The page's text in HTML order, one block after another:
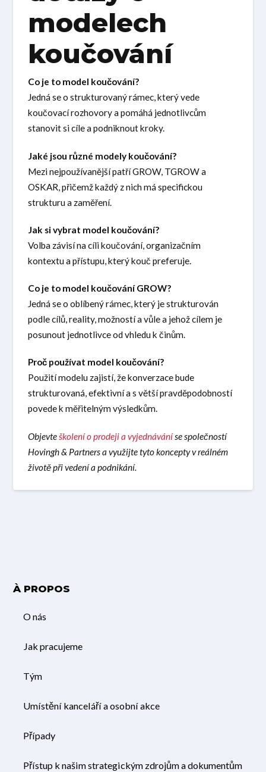
modelech
koučování
Co je to model koučování?
Jedná se o strukturovaný rámec, který vede
koučovací rozhovory a pomáhá jednotlivcům
stanovit si cíle a podniknout kroky.
Jaké jsou různé modely koučování?
Mezi nejpoužívanější patří GROW, TGROW a
OSKAR, přičemž každý z nich má specifickou
strukturu a zaměření.
Jak si vybrat model koučování?
Volba závisí na cíli koučování, organizačním
kontextu a přístupu, který kouč preferuje.
Co je to model koučování GROW?
Jedná se o oblíbený rámec, který je strukturován
podle cílů, reality, možností a vůle a jehož cílem je
posunout jednotlivce od vhledu k činům.
Proč používat model koučování?
Použití modelu zajistí, že konverzace bude
strukturovaná, efektivní a s větší pravděpodobností
povede k měřitelným výsledkům.
Objevte školení o prodeji a vyjednáváníse společností
Hovingh & Partners a využijte tyto koncepty v reálném
životě při vedení a podnikání.
À PROPOS
O nás
Jak pracujeme
Tým
Umístění kanceláří a osobní akce
Případy
Přístup k našim strategickým zdrojům a dokumentům